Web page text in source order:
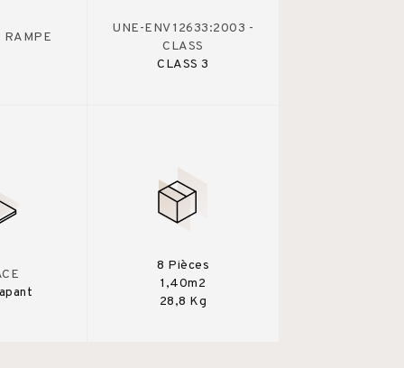
RAMPE
UNE-ENV 12633:2003 -
CLASS
CLASS 3
8 Pièces
1,40m2
28,8 Kg